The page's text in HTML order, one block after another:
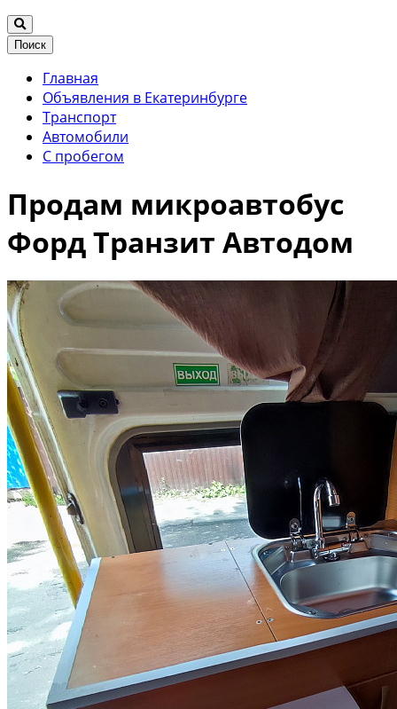
Поиск
Главная
Объявления в Екатеринбурге
Транспорт
Автомобили
С пробегом
Продам микроавтобус
Форд Транзит Автодом